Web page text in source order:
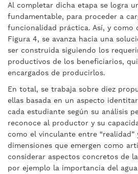
Al completar dicha etapa se logra
fundamentable, para proceder a
funcionalidad práctica. Así, y como
Figura 4, se avanza hacia una
ser construida siguiendo los
productivos de los beneficiarios,
encargados de producirlos.
En total, se trabaja sobre diez
ellas basada en un aspecto
cada estudiante según su análisis
reconoce al productor y su
como el vinculante entre “realidad”
dimensiones que emergen como
considerar aspectos concretos de
por ejemplo la importancia del